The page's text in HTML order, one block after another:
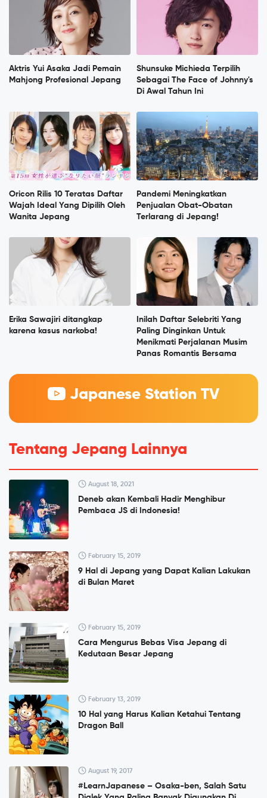
Aktris Yui Asaka Jadi Pemain
Mahjong Profesional Jepang
Shunsuke Michieda Terpilih
Sebagai The Face of Johnny's
Di Awal Tahun Ini
Oricon Rilis 10 Teratas Daftar
Wajah Ideal Yang Dipilih Oleh
Wanita Jepang
Pandemi Meningkatkan
Penjualan Obat-Obatan
Terlarang di Jepang!
Erika Sawajiri ditangkap
karena kasus narkoba!
Inilah Daftar Selebriti Yang
Paling Dinginkan Untuk
Menikmati Perjalanan Musim
Panas Romantis Bersama
Japanese Station TV
Tentang Jepang Lainnya
August 18, 2021
Deneb akan Kembali Hadir Menghibur
Pembaca JS di Indonesia!
February 15, 2019
9 Hal di Jepang yang Dapat Kalian Lakukan
di Bulan Maret
February 15, 2019
Cara Mengurus Bebas Visa Jepang di
Kedutaan Besar Jepang
February 13, 2019
10 Hal yang Harus Kalian Ketahui Tentang
Dragon Ball
August 19, 2017
#LearnJapanese – Osaka-ben, Salah Satu